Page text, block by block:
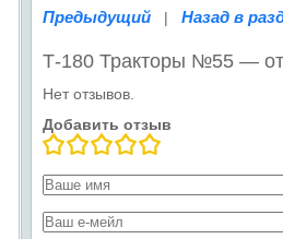
Предыдущий | Назад в
Т-180 Тракторы №55 —
Нет отзывов.
Добавить отзыв